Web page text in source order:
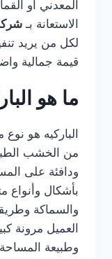
المعدني أو
الاستعانة بـ
لكل من يريد
قيمة جمالية
ما هو
الباركيه هو
من الخشب
ودافئة على
بأشكال وأنواع
والسماكة
العميل مرونة
وطبيعة